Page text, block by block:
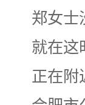
郑女士
就在这
正在附